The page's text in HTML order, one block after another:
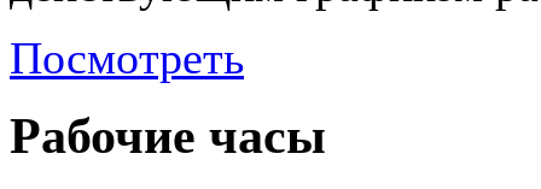
Посмотреть
Рабочие часы